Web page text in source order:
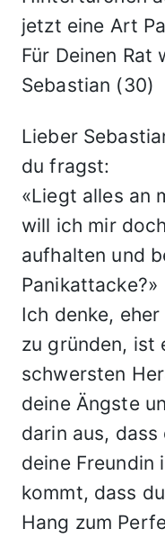
jetzt eine Art
Für Deinen Rat
Sebastian (30)
Lieber
du fragst:
«Liegt alles an
will ich mir
aufhalten und
Panikattacke?»
Ich denke,
zu gründen, ist
schwersten
deine Ängste
darin aus, dass
deine Freundin
kommt, dass
Hang zum